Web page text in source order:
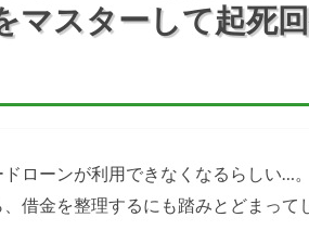
マスターして起死
ローンが利用できなくなるらしい…。
借金を整理するにも踏みとどまって